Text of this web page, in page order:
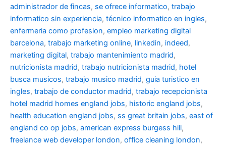
administrador de fincas, se ofrece informatico, trabajo
informatico sin experiencia, técnico informatico en ingles,
enfermeria como profesion, empleo marketing digital
barcelona, trabajo marketing online, linkedin, indeed,
marketing digital, trabajo mantenimiento madrid,
nutricionista madrid, trabajo nutricionista madrid, hotel
busca musicos, trabajo musico madrid, guia turistico en
ingles, trabajo de conductor madrid, trabajo recepcionista
hotel madrid homes england jobs, historic england jobs,
health education england jobs, ss great britain jobs, east of
england co op jobs, american express burgess hill,
freelance web developer london, office cleaning london,